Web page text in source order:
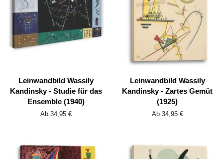
Leinwandbild Wassily
Kandinsky - Studie für das
Ensemble (1940)
Ab 34,95 €
Leinwandbild Wassily
Kandinsky - Zartes Gemüt
(1925)
Ab 34,95 €